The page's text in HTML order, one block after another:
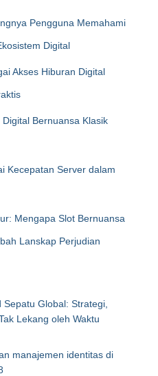
Pengguna Memahami
Digital
Akses Hiburan Digital
Bernuansa Klasik
Kecepatan Server dalam
Mengapa Slot Bernuansa
Lanskap Perjudian
Global: Strategi,
Lekang oleh Waktu
manajemen identitas di